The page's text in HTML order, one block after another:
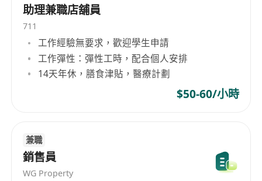
助理兼職店舖員
711
工作經驗無要求，歡迎學生申請
工作彈性：彈性工時，配合個人安排
14天年休，膳食津貼，醫療計劃
$50-60/小時
兼職
銷售員
WG Property